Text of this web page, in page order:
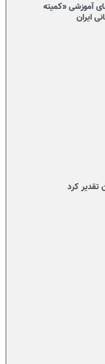
آموزشی «کمیته
ایران
تقدیر کرد